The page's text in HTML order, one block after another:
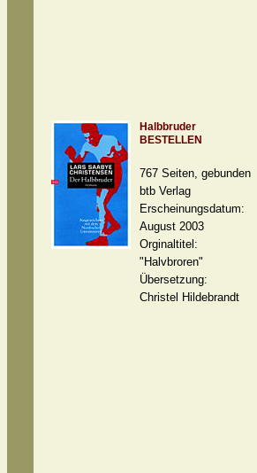
Halbbruder
BESTELLEN
767 Seiten, gebunden
btb Verlag
Erscheinungsdatum:
August 2003
Orginaltitel:
"Halvbroren"
Übersetzung:
Christel Hildebrandt